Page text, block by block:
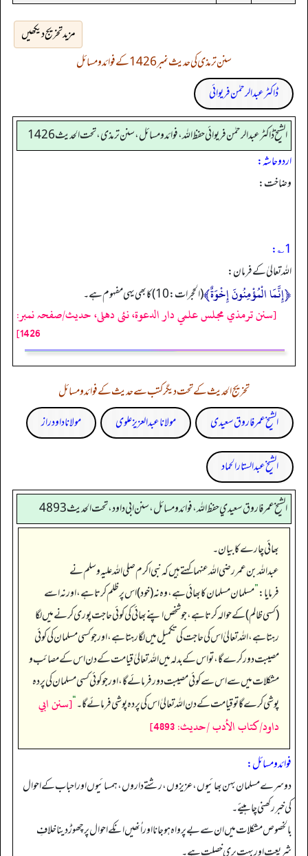
مزید تخریج دیکھیں
سنن ترمذی کی حدیث نمبر 1426 کے فوائد و مسائل
ڈاکٹر عبدالرحمٰن فریوائی
الشیخ ڈاکٹر عبد الرحمٰن فریوائی حفظ اللہ، فوائد و مسائل، سنن ترمذی، تحت الحديث 1426
اردو حاشہ:
وضاخت:
1؎:
اللہ تعالیٰ کے فرمان:
﴿إِنَّمَا الْمُؤْمِنُونَ إِخْوَةٌ﴾(الحجرات: 10) کا بھی یہی مفہوم ہے۔
[سنن ترمذي مجلس علمي دار الدعوة، نئى دهلى، حدیث/صفحہ نمبر:
1426]
تخریج الحدیث کے تحت دیگر کتب سے حدیث کے فوائد و مسائل
الشیخ عمر فاروق سعیدی
مولانا عبد العزیز علوی مولانا داود راز
الشیخ عبدالستار الحماد
الشيخ عمر فاروق سعيدي حفظ الله، فوائد و مسائل، سنن ابي داود ، تحت الحديث 4893
بھائی چارے کا بیان۔
عبداللہ بن عمر رضی اللہ عنہما کہتے ہیں کہ نبی اکرم صلی اللہ علیہ وسلم نے
فرمایا:”مسلمان مسلمان کا بھائی ہے، وہ نہ (خود) اس پر ظلم کرتا ہے، اور نہ اسے
(کسی ظالم) کے حوالہ کرتا ہے، جو شخص اپنے بھائی کی کوئی حاجت پوری کرنے میں لگا
رہتا ہے، اللہ تعالیٰ اس کی حاجت کی تکمیل میں لگا رہتا ہے، اور جو کسی مسلمان کی کوئی
مصیبت دور کرے گا، تو اس کے بدلہ میں اللہ تعالیٰ قیامت کے دن اس کے مصائب و
مشکلات میں سے اس سے کوئی مصیبت دور فرمائے گا، اور جو کوئی کسی مسلمان کی پردہ
پوشی کرے گا تو قیامت کے دن اللہ تعالیٰ اس کی پردہ پوشی فرمائے گا۔‏‏‏‏“[سنن ابي
داود/كتاب الأدب /حدیث: 4893]
فوائد ومسائل:
دوسرے مسلمان بہن بھائیوں، عزیزوں، رشتے داروں، ہمسائیوں اور احباب کے احوال
کی خبر رکھنی چاہیئے۔
بالخصوص مشکلات میں ان سے بے پر واہ ہو جانا اور اُنھیں انکے احوال پر چھوڑ دینا خلافِ